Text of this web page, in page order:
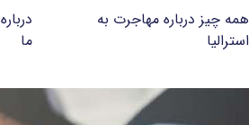
همه چیز درباره مهاجرت به
استرالیا
درباره
ما